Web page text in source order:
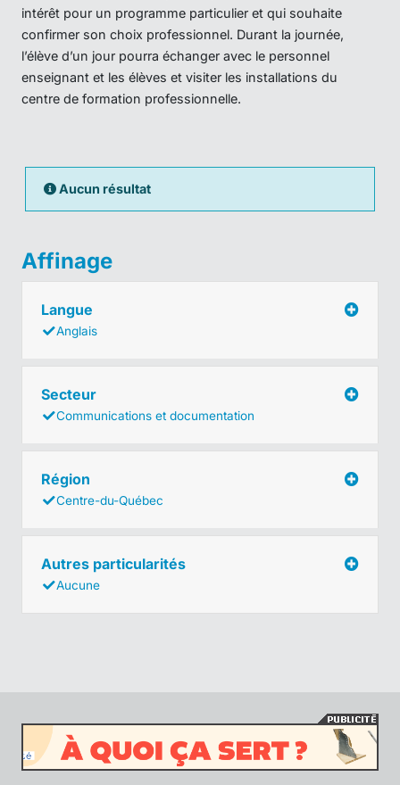
intérêt pour un programme particulier et qui souhaite
confirmer son choix professionnel. Durant la journée,
l’élève d’un jour pourra échanger avec le personnel
enseignant et les élèves et visiter les installations du
centre de formation professionnelle.
Aucun résultat
Affinage
Langue
Anglais
Secteur
Communications et documentation
Région
Centre-du-Québec
Autres particularités
Aucune